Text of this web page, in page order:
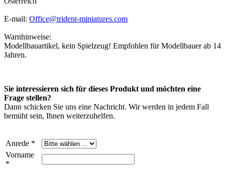
E-mail: Office@trident-miniatures.com
Warnhinweise:
Modellbauartikel, kein Spielzeug! Empfohlen für Modellbauer ab 14
Jahren.
Sie interessieren sich für dieses Produkt und möchten eine
Frage stellen?
Dann schicken Sie uns eine Nachricht. Wir werden in jedem Fall
bemüht sein, Ihnen weiterzuhelfen.
Anrede *
Vorname
*